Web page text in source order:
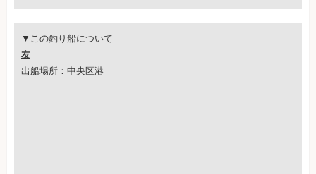
▼この釣り船について
友
出船場所：中央区港